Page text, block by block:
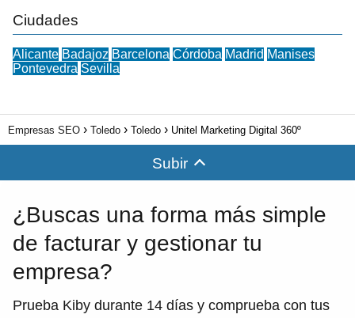
Ciudades
Alicante Badajoz Barcelona Córdoba Madrid Manises
Pontevedra Sevilla
Empresas SEO Toledo Toledo Unitel Marketing Digital 360º
Subir
¿Buscas una forma más simple
de facturar y gestionar tu
empresa?
Prueba Kiby durante 14 días y comprueba con tus